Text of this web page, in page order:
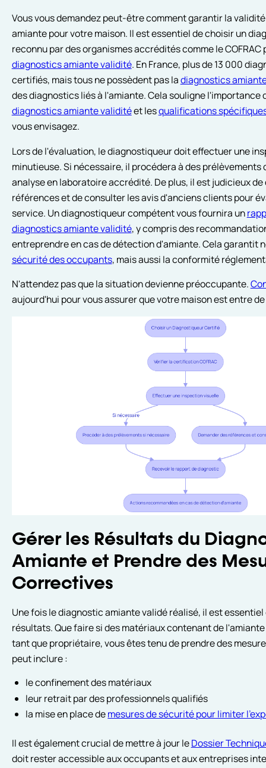
Vous vous demandez peut-être comment garantir la
amiante pour votre maison. Il est essentiel de choisir un
reconnu par des organismes accrédités comme le
diagnostics amiante validité. En France, plus de 13 000
certifiés, mais tous ne possèdent pas ladiagnostics
des diagnostics liés à l'amiante. Cela souligne l'importance
diagnostics amiante validitéet lesqualifications
vous envisagez.
Lors de l'évaluation, le diagnostiqueur doit effectuer une
minutieuse. Si nécessaire, il procédera à des
analyse en laboratoire accrédité. De plus, il est judicieux de
références et de consulter les avis d'anciens clients pour
service. Un diagnostiqueur compétent vous fournira un
diagnostics amiante validité, y compris des
entreprendre en cas de détection d'amiante. Cela garantit
sécurité des occupants, mais aussi la conformité
N'attendez pas que la situation devienne préoccupante.
aujourd'hui pour vous assurer que votre maison est entre
Gérer les Résultats du
Amiante et Prendre des
Correctives
Une fois le diagnostic amiante validé réalisé, il est
résultats. Que faire si des matériaux contenant de
tant que propriétaire, vous êtes tenu de prendre des
peut inclure :
le confinement des matériaux
leur retrait par des professionnels qualifiés
la mise en place demesures de sécurité pour limiter
Il est également crucial de mettre à jour leDossier
doit rester accessible aux occupants et aux entreprises